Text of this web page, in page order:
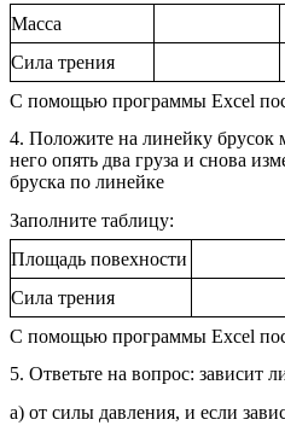
Масса
Сила трения
С помощью программы Excel
4. Положите на линейку брусок
него опять два груза и снова
бруска по линейке
Заполните таблицу:
Площадь повехности
Сила трения
С помощью программы Excel
5. Ответьте на вопрос: зависит
а) от силы давления, и если